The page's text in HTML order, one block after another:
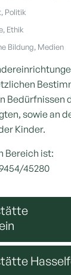
Politik
Ethik
Bildung, Medien
Bedürfnissen
sowie an
Kinder.
Bereich ist:
45280